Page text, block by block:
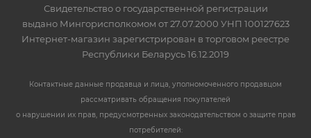
Свидетельство о государственной регистрации
выдано Мингорисполкомом от 27.07.2000 УНП 100127623
Интернет-магазин зарегистрирован в торговом реестре
Республики Беларусь 16.12.2019
Контактные данные продавца и лица, уполномоченного продавцом
рассматривать обращения покупателей
о нарушении их прав, предусмотренных законодательством о защите прав
потребителей: